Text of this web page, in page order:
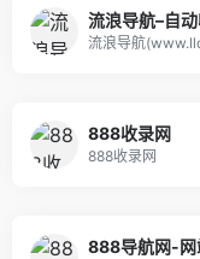
流浪导航–自
流浪导航
888收录网
888收录网